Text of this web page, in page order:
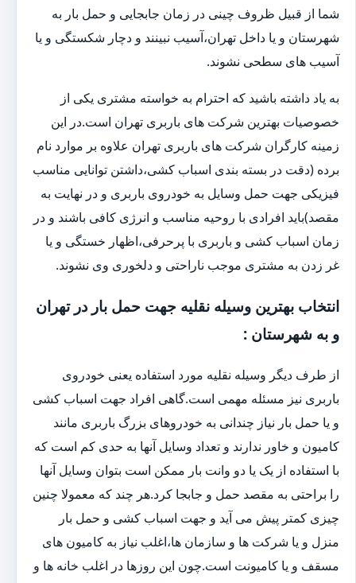
شما از قبیل ظروف چینی در زمان جابجایی و حمل بار به
شهرستان و یا داخل تهران،آسیب نبینند و دچار شکستگی و یا
آسیب های سطحی نشوند.
به یاد داشته باشید که احترام به خواسته مشتری یکی از
خصوصیات بهترین شرکت های باربری تهران است.در این
زمینه کارگران شرکت های باربری تهران علاوه بر موارد نام
برده (دقت در بسته بندی اسباب کشی،داشتن توانایی مناسب
فیزیکی جهت حمل وسایل به خودروی باربری و در نهایت به
مقصد)باید افرادی با روحیه مناسب و انرژی کافی باشند و در
زمان اسباب کشی و باربری با پرحرفی،اظهار خستگی و یا
غر زدن به مشتری موجب ناراحتی و دلخوری وی نشوند.
انتخاب بهترین وسیله نقلیه جهت حمل بار در تهران
و به شهرستان :
از طرف دیگر وسیله نقلیه مورد استفاده یعنی خودروی
باربری نیز مسئله مهمی است.گاهی افراد جهت اسباب کشی
و یا حمل بار نیاز چندانی به خودروهای بزرگ باربری مانند
کامیون و خاور ندارند و تعداد وسایل آنها به حدی کم است که
با استفاده از یک یا دو وانت بار ممکن است بتوان وسایل آنها
را براحتی به مقصد حمل و جابجا کرد.هر چند که معمولا چنین
چیزی کمتر پیش می آید و جهت اسباب کشی و حمل بار
منزل و یا شرکت ها و سازمان ها،اغلب نیاز به کامیون های
مسقف و یا کامیونت است.چون این روزها در اغلب خانه ها و